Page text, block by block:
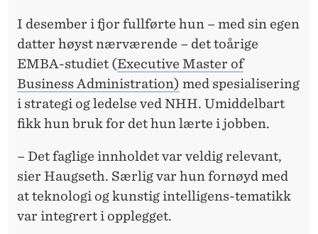
I desember i fjor fullførte hun – med sin egen
datter høyst nærværende – det toårige
EMBA-studiet (Executive Master of
Business Administration) med spesialisering
i strategi og ledelse ved NHH. Umiddelbart
fikk hun bruk for det hun lærte i jobben.
– Det faglige innholdet var veldig relevant,
sier Haugseth. Særlig var hun fornøyd med
at teknologi og kunstig intelligens-tematikk
var integrert i opplegget.